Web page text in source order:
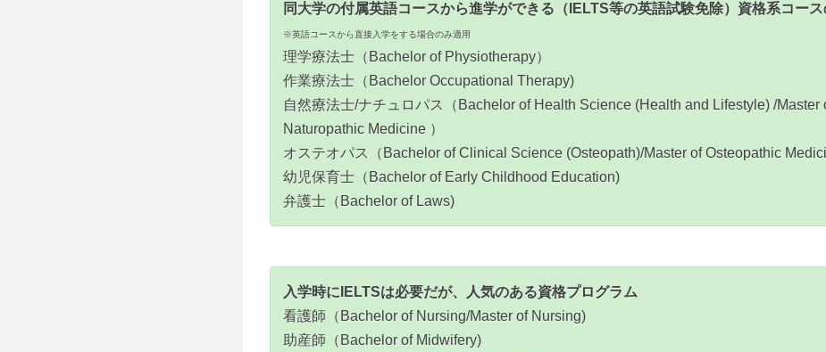
同大学の付属英語コースから進学ができる（IELTS等の英語試験免除）資格系コース
※英語コースから直接入学をする場合のみ適用
理学療法士（Bachelor of Physiotherapy）
作業療法士（Bachelor Occupational Therapy)
自然療法士/ナチュロパス（Bachelor of Health Science (Health and Lifestyle) /Master
Naturopathic Medicine ）
オステオパス（Bachelor of Clinical Science (Osteopath)/Master of Osteopathic
幼児保育士（Bachelor of Early Childhood Education)
弁護士（Bachelor of Laws)
入学時にIELTSは必要だが、人気のある資格プログラム
看護師（Bachelor of Nursing/Master of Nursing)
助産師（Bachelor of Midwifery)